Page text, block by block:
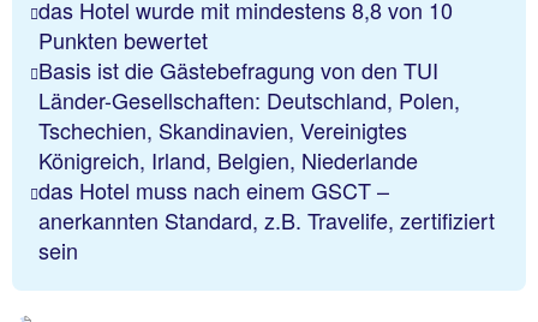
das Hotel wurde mit mindestens 8,8 von 10
Punkten bewertet
Basis ist die Gästebefragung von den TUI
Länder-Gesellschaften: Deutschland, Polen,
Tschechien, Skandinavien, Vereinigtes
Königreich, Irland, Belgien, Niederlande
das Hotel muss nach einem GSCT –
anerkannten Standard, z.B. Travelife, zertifiziert
sein